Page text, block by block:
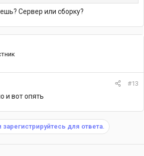
Сервер или сборку?
#13
и вот опять
для ответа.